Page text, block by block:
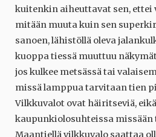
kuitenkin aiheuttavat sen, ettei
mitään muuta kuin sen
sanoen, lähistöllä oleva
kuoppa tiessä muuttuu
jos kulkee metsässä tai
missä lamppua tarvitaan tien
Vilkkuvalot ovat häiritseviä,
kaupunkiolosuhteissa missään
Maantiellä vilkkuvalo saattaa